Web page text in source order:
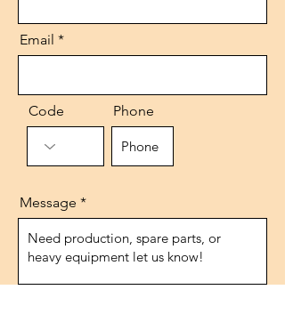
Email
Code Phone
Message